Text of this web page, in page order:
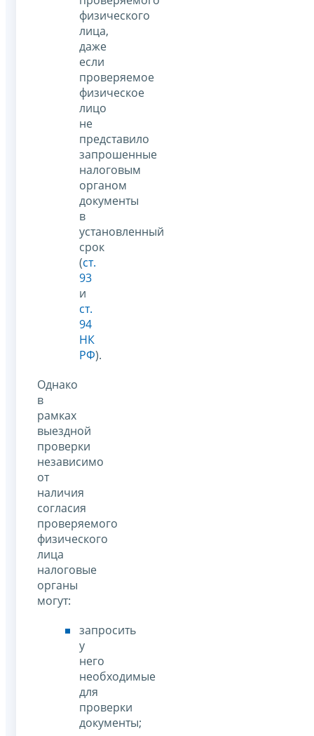
физического
лица,
даже
если
проверяемое
физическое
лицо
не
представило
запрошенные
налоговым
органом
документы
в
установленный
срок
(ст.
93
и
ст.
94
НК
РФ).
Однако
в
рамках
выездной
проверки
независимо
от
наличия
согласия
проверяемого
физического
лица
налоговые
органы
могут:
запросить
у
него
необходимые
для
проверки
документы;